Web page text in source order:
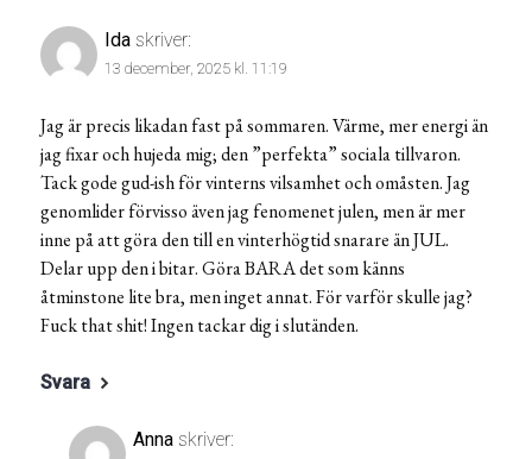
Ida skriver:
13 december, 2025 kl. 11:19
Jag är precis likadan fast på sommaren. Värme, mer energi än
jag fixar och hujeda mig; den ”perfekta” sociala tillvaron.
Tack gode gud-ish för vinterns vilsamhet och omåsten. Jag
genomlider förvisso även jag fenomenet julen, men är mer
inne på att göra den till en vinterhögtid snarare än JUL.
Delar upp den i bitar. Göra BARA det som känns
åtminstone lite bra, men inget annat. För varför skulle jag?
Fuck that shit! Ingen tackar dig i slutänden.
Svara
Anna skriver: